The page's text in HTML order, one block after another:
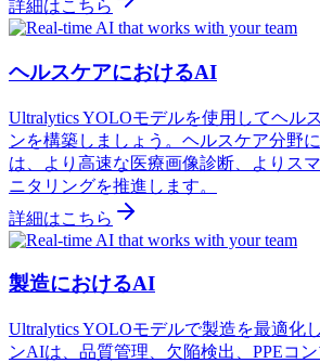
詳細はこちら
ヘルスケアにおけるAI
Ultralytics YOLOモデルを使用してヘル
ンを構築しましょう。ヘルスケア分野
は、より高速な医療画像診断、よりス
ニタリングを推進します。
詳細はこちら
製造におけるAI
Ultralytics YOLOモデルで製造を最適化
ンAIは、品質管理、欠陥検出、PPEコ